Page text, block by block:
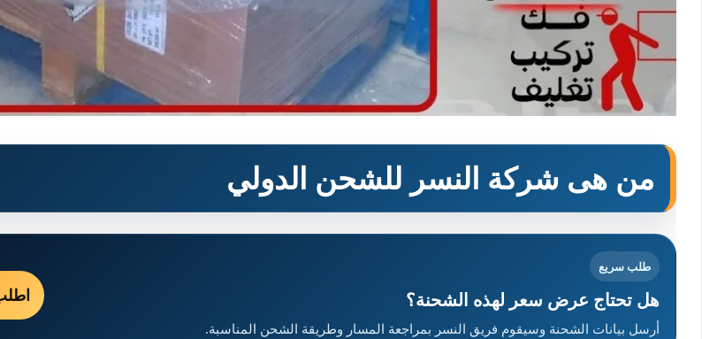
من هى شركة النسر للشحن الدولي
طلب سريع
هل تحتاج عرض سعر لهذه الشحنة؟
أرسل بيانات الشحنة وسيقوم فريق النسر بمراجعة المسار وطريقة الشحن المناسبة.